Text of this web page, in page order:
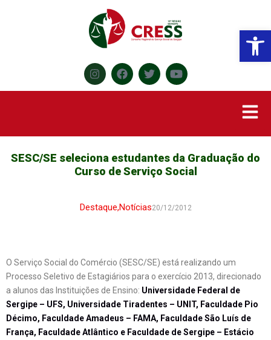
SESC/SE seleciona estudantes da Graduação do
Curso de Serviço Social
Destaque,Notícias20/12/2012
O Serviço Social do Comércio (SESC/SE) está realizando um
Processo Seletivo de Estagiários para o exercício 2013, direcionado
a alunos das Instituições de Ensino: Universidade Federal de
Sergipe – UFS, Universidade Tiradentes – UNIT, Faculdade Pio
Décimo, Faculdade Amadeus – FAMA, Faculdade São Luís de
França, Faculdade Atlântico e Faculdade de Sergipe – Estácio